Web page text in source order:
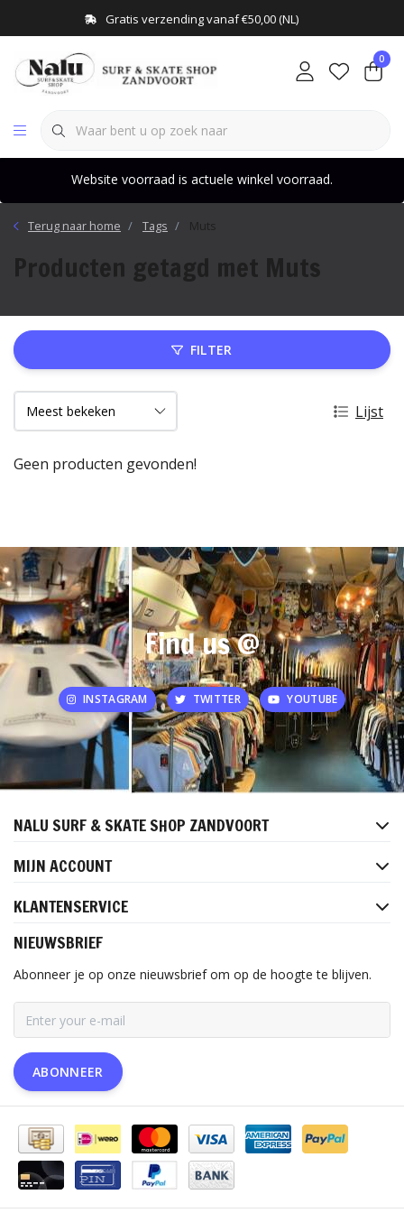
Gratis verzending vanaf €50,00 (NL)
0
Website voorraad is actuele winkel voorraad.
Terug naar home Tags Muts
Producten getagd met Muts
FILTER
Lijst
Geen producten gevonden!
Find us @
INSTAGRAM TWITTER YOUTUBE
NALU SURF & SKATE SHOP ZANDVOORT
MIJN ACCOUNT
KLANTENSERVICE
NIEUWSBRIEF
Abonneer je op onze nieuwsbrief om op de hoogte te blijven.
ABONNEER